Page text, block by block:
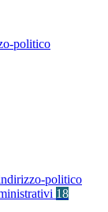
politico
politico
18